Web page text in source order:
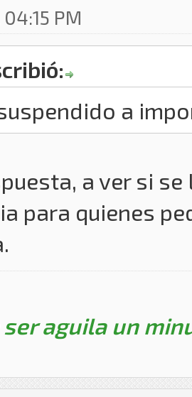
PM
a
a ver si
para quienes
ser aguila un